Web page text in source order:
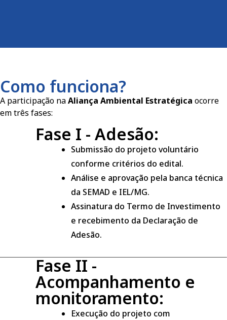
Como funciona?
A participação naAliança Ambiental Estratégica ocorre
em três fases:
Fase I - Adesão:
Submissão do projeto voluntário
conforme critérios do edital.
Análise e aprovação pela banca técnica
da SEMAD e IEL/MG.
Assinatura do Termo de Investimento
e recebimento da Declaração de
Adesão.
Fase II -
Acompanhamento e
monitoramento:
Execução do projeto com